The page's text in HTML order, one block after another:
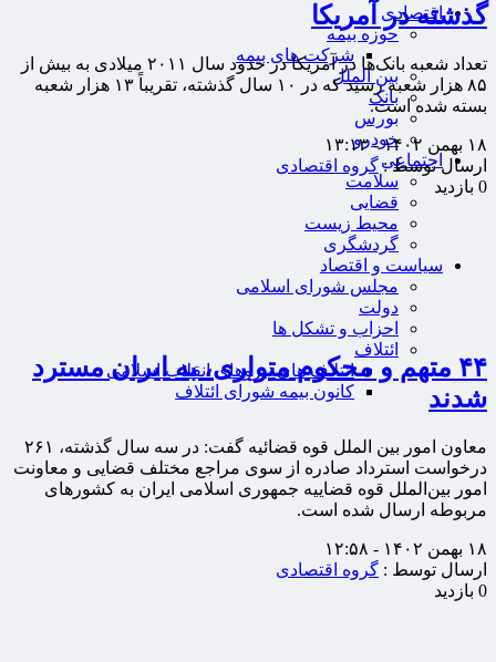
اقتصادی
حوزه بیمه
شرکت های بیمه
بین الملل
بانک
بورس
خودرو
اجتماعی
سلامت
قضایی
محیط زیست
گردشگری
سیاست و اقتصاد
مجلس شورای اسلامی
دولت
احزاب و تشکل ها
ائتلاف
ائتلاف های نیروهای انقلاب اسلامی
کانون بیمه شورای ائتلاف
گذشته در آمریکا
تعداد شعبه‌ بانک‌ها در آمریکا در حدود سال ۲۰۱۱ میلادی به بیش از
۸۵ هزار شعبه رسید که در ۱۰ سال گذشته، تقریباً ۱۳ هزار شعبه
بسته شده است.
۱۸ بهمن ۱۴۰۲ - ۱۳:۱۳
ارسال توسط :گروه اقتصادی
0 بازدید
۴۴ متهم و محکوم متواری، به ایران مسترد
شدند
معاون امور بین الملل قوه قضائیه گفت: در سه سال گذشته، ۲۶۱
درخواست استرداد صادره از سوی مراجع مختلف قضایی و معاونت
امور بین‌الملل قوه قضاییه جمهوری اسلامی ایران به کشورهای
مربوطه ارسال شده است.
۱۸ بهمن ۱۴۰۲ - ۱۲:۵۸
ارسال توسط : گروه اقتصادی
0 بازدید